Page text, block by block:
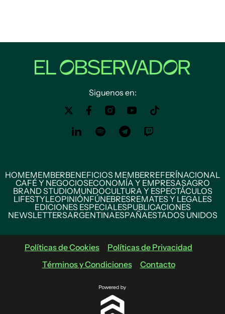
Siguenos en:
HOMEMEMBERBENEFICIOS MEMBERREFERÍNACIONAL
CAFÉ Y NEGOCIOSECONOMÍA Y EMPRESASAGRO
BRAND STUDIOMUNDOCULTURA Y ESPECTÁCULOS
LIFESTYLEOPINIÓNFÚNEBRESREMATES Y LEGALES
EDICIONES ESPECIALESPUBLICACIONES
NEWSLETTERSARGENTINAESPAÑAESTADOS UNIDOS
Políticas de Cookies
Políticas de Privacidad
Términos y Condiciones
Contacto